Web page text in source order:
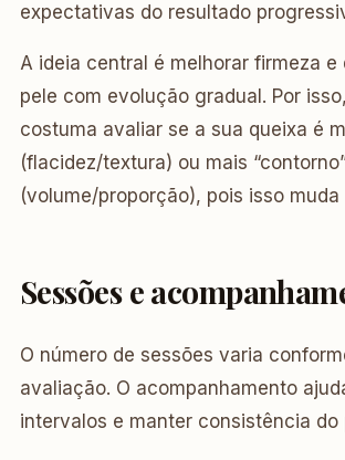
expectativas do resultado
A ideia central é melhorar firmeza e
pele com evolução gradual. Por
costuma avaliar se a sua queixa é
(flacidez/textura) ou mais
(volume/proporção), pois isso muda
Sessões e
O número de sessões varia
avaliação. O acompanhamento
intervalos e manter consistência do